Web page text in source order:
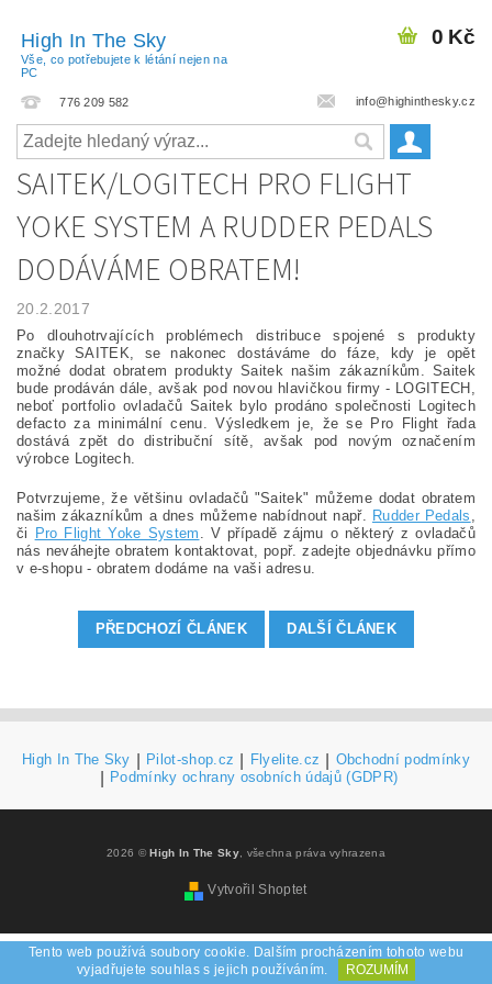
High In The Sky
Vše, co potřebujete k létání nejen na
PC
776 209 582 info@highinthesky.cz
0 Kč
SAITEK/LOGITECH PRO FLIGHT
YOKE SYSTEM A RUDDER PEDALS
DODÁVÁME OBRATEM!
20.2.2017
Po dlouhotrvajících problémech distribuce spojené s produkty
značky SAITEK, se nakonec dostáváme do fáze, kdy je opět
možné dodat obratem produkty Saitek našim zákazníkům. Saitek
bude prodáván dále, avšak pod novou hlavičkou firmy - LOGITECH,
neboť portfolio ovladačů Saitek bylo prodáno společnosti Logitech
defacto za minimální cenu. Výsledkem je, že se Pro Flight řada
dostává zpět do distribuční sítě, avšak pod novým označením
výrobce Logitech.
Potvrzujeme, že většinu ovladačů "Saitek" můžeme dodat obratem
našim zákazníkům a dnes můžeme nabídnout např. Rudder Pedals
či Pro Flight Yoke System . V případě zájmu o některý z ovladačů
nás neváhejte obratem kontaktovat, popř. zadejte objednávku přímo
v e-shopu - obratem dodáme na vaši adresu.
PŘEDCHOZÍ ČLÁNEK DALŠÍ ČLÁNEK
High In The Sky Pilot-shop.cz Flyelite.cz Obchodní podmínky
Podmínky ochrany osobních údajů (GDPR)
2026 ©High In The Sky , všechna práva vyhrazena
Vytvořil Shoptet
Tento web používá soubory cookie. Dalším procházením tohoto webu
vyjadřujete souhlas s jejich používáním.
ROZUMÍM